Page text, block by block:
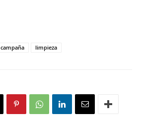
campaña limpieza